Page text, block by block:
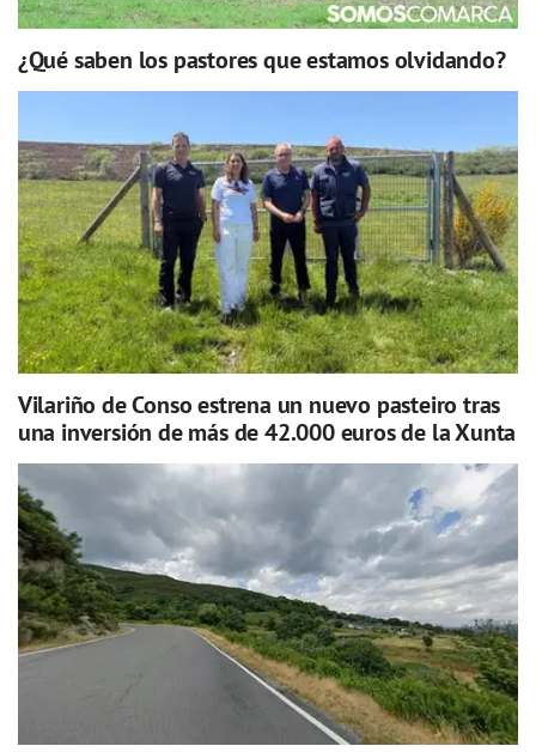
¿Qué saben los pastores que estamos olvidando?
Vilariño de Conso estrena un nuevo pasteiro tras
una inversión de más de 42.000 euros de la Xunta